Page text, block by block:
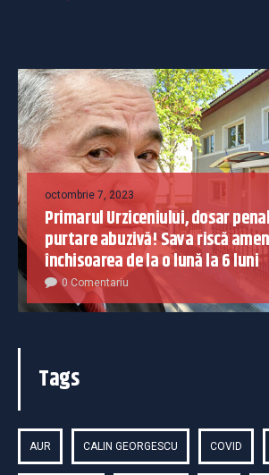
octombrie 7, 2023
Primarul Urziceniului, dosar
purtare abuzivă! Sava riscă
închisoarea de la o lună la 6 luni
0 Comentariu
Tags
AUR CALIN GEORGESCU COVID